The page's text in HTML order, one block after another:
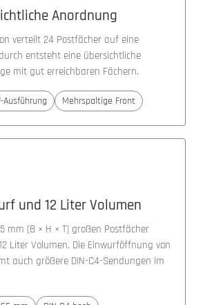
Anordnung
verteilt 24 Postfächer auf eine
entsteht eine übersichtliche
mit gut erreichbaren Fächern.
Ausführung Mehrspaltige Front
und 12 Liter Volumen
mm (B × H × T) großen Postfächer
Liter Volumen. Die Einwurföffnung von
auch größere DIN-C4-Sendungen im